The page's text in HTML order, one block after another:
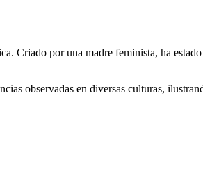
Criado por una madre feminista, ha
observadas en diversas culturas,